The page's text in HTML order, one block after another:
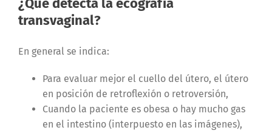
¿Qué detecta la ecografía
transvaginal?
En general se indica:
Para evaluar mejor el cuello del útero, el útero
en posición de retroflexión o retroversión,
Cuando la paciente es obesa o hay mucho gas
en el intestino (interpuesto en las imágenes),